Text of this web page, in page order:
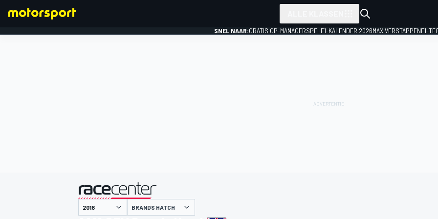
SNEL NAAR:GRATIS GP-MANAGERSPEL F1-KALENDER 2026MAX VERSTAPPENF1-
gepresenteerd door
BRANDS HATCH